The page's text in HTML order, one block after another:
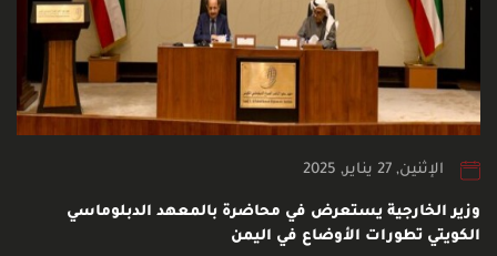
الإثنين, 27 يناير, 2025
وزير الخارجية يستعرض في محاضرة بالمعهد الدبلوماسي
الكويتي تطورات الأوضاع في اليمن